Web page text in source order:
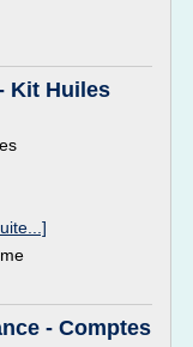
Kit Huiles
- Comptes